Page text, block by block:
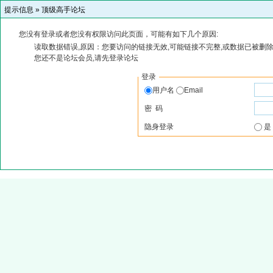
提示信息 » 顶级高手论坛
您没有登录或者您没有权限访问此页面，可能有如下几个原因:
读取数据错误,原因：您要访问的链接无效,可能链接不完整,或数据已被删
您还不是论坛会员,请先登录论坛
登录
用户名
Email
密 码
隐身登录